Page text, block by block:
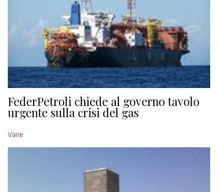
FederPetroli chiede al governo tavolo
urgente sulla crisi del gas
Varie